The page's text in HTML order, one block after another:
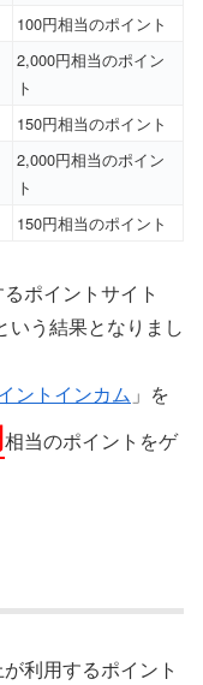
100円相当のポイント
2,000円相当のポイン
ト
150円相当のポイント
2,000円相当のポイン
ト
150円相当のポイント
ポイントサイト
いう結果となりまし
ントインカム 」を
相当のポイントをゲ
利用するポイント